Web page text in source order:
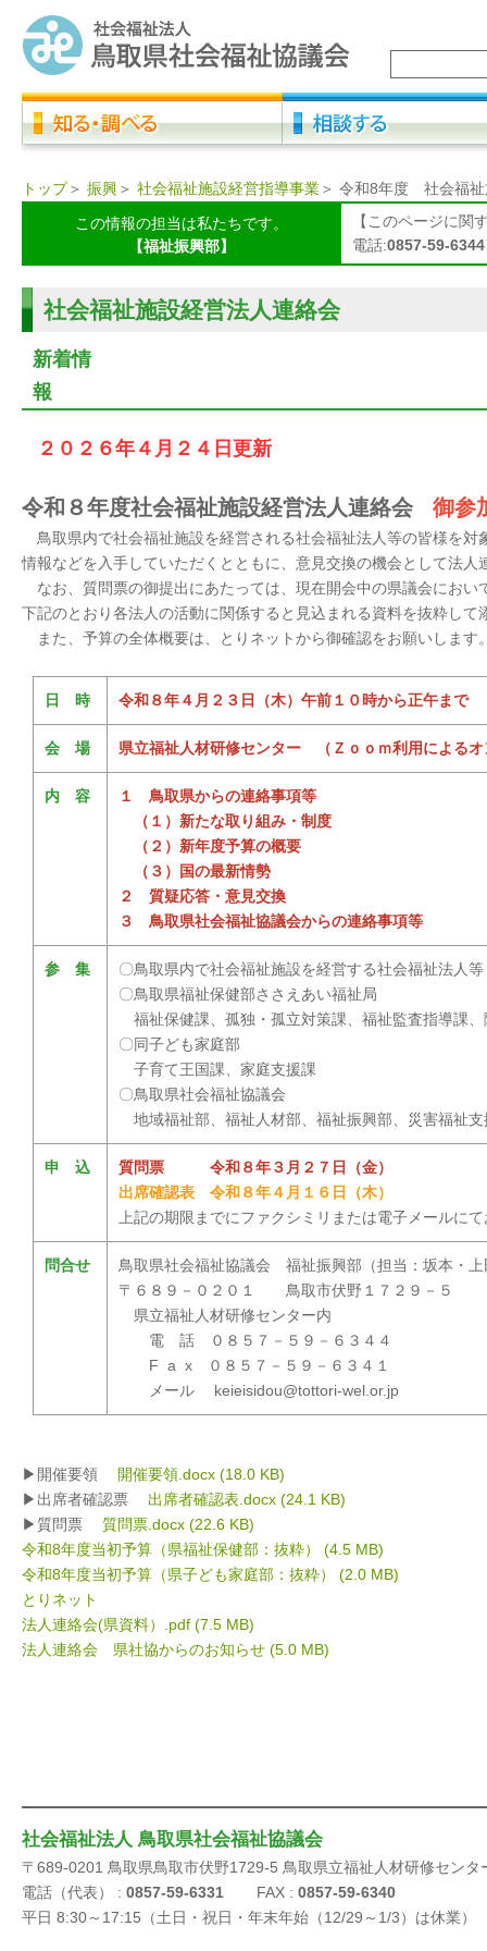
トップ＞ 振興＞ 社会福祉施設経営指導事業＞ 令和8年度 社会福祉
この情報の担当は私たちです。
【福祉振興部】
【このページに関
電話:0857-59-6344
社会福祉施設経営法人連絡会
新着情
２０２６年４月２４日更新
令和８年度社会福祉施設経営法人連絡会 御参
鳥取県内で社会福祉施設を経営される社会福祉法人等の皆様を対
情報などを入手していただくとともに、意見交換の機会として法人
なお、質問票の御提出にあたっては、現在開会中の県議会におい
下記のとおり各法人の活動に関係すると見込まれる資料を抜粋し
また、予算の全体概要は、とりネットから御確認をお願いします
日 時 令和８年４月２３日（木）午前１０時から正午まで
会 場 県立福祉人材研修センター （Ｚｏｏｍ利用によるオ
内 容
１ 鳥取県からの連絡事項等
（１）新たな取り組み・制度
（２）新年度予算の概要
（３）国の最新情勢
２ 質疑応答・意見交換
３ 鳥取県社会福祉協議会からの連絡事項等
参 集
〇鳥取県内で社会福祉施設を経営する社会福祉法人等
〇鳥取県福祉保健部ささえあい福祉局
福祉保健課、孤独・孤立対策課、福祉監査指導課
〇同子ども家庭部
子育て王国課、家庭支援課
〇鳥取県社会福祉協議会
地域福祉部、福祉人材部、福祉振興部、災害福祉
申 込
質問票 令和８年３月２７日（金）
出席確認表 令和８年４月１６日（木）
上記の期限までにファクシミリまたは電子メールに
問合せ
鳥取県社会福祉協議会 福祉振興部（担当：坂本・上
〒６８９－０２０１ 鳥取市伏野１７２９－５
県立福祉人材研修センター内
電 話 ０８５７－５９－６３４４
F a x ０８５７－５９－６３４１
メール keieisidou@tottori-wel.or.jp
▶開催要領 開催要領.docx (18.0 KB)
▶出席者確認票 出席者確認表.docx (24.1 KB)
▶質問票 質問票.docx (22.6 KB)
令和8年度当初予算（県福祉保健部：抜粋） (4.5 MB)
令和8年度当初予算（県子ども家庭部：抜粋） (2.0 MB)
とりネット
法人連絡会(県資料）.pdf (7.5 MB)
法人連絡会 県社協からのお知らせ (5.0 MB)
社会福祉法人 鳥取県社会福祉協議会
〒689-0201 鳥取県鳥取市伏野1729-5 鳥取県立福祉人材研修センタ
電話（代表） : 0857-59-6331 FAX : 0857-59-6340
平日 8:30～17:15（土日・祝日・年末年始（12/29～1/3）は休業）